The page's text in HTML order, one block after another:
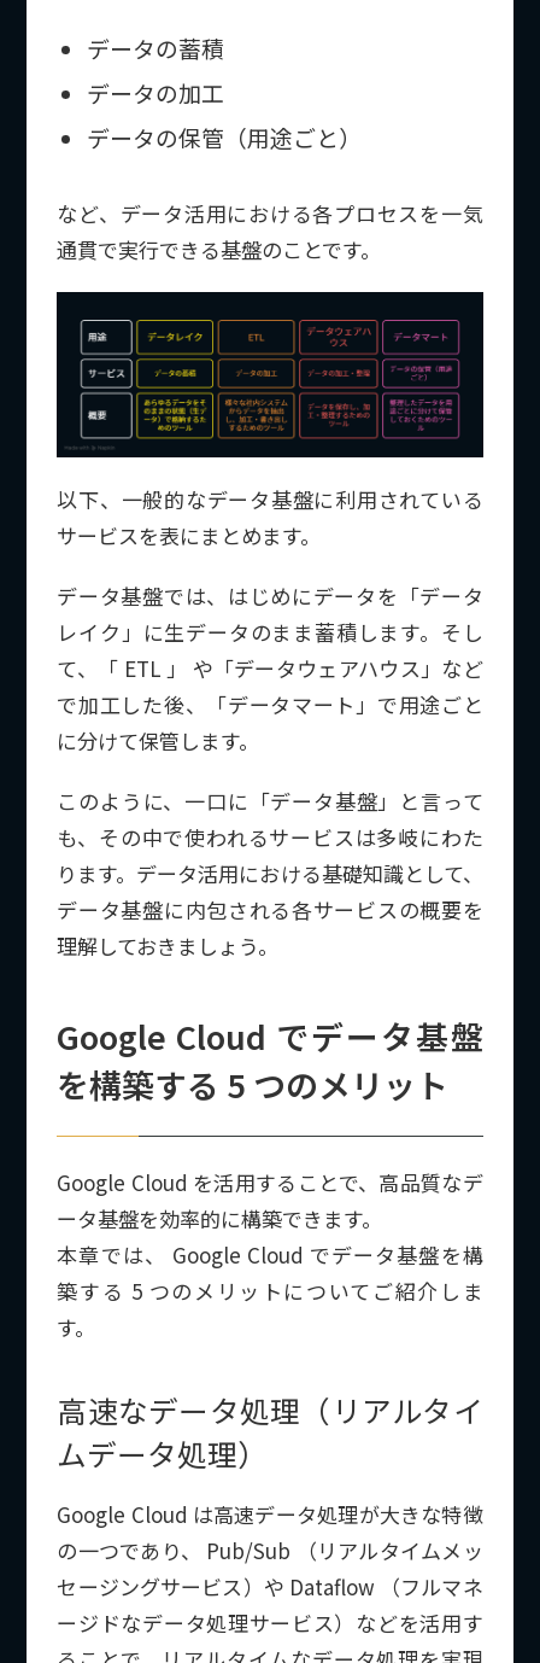
データの蓄積
データの加工
データの保管（用途ごと）
など、データ活用における各プロセスを一気
通貫で実行できる基盤のことです。
以下、一般的なデータ基盤に利用されている
サービスを表にまとめます。
データ基盤では、はじめにデータを「データ
レイク」に生データのまま蓄積します。そし
て、「 ETL 」 や「データウェアハウス」など
で加工した後、「データマート」で用途ごと
に分けて保管します。
このように、一口に「データ基盤」と言って
も、その中で使われるサービスは多岐にわた
ります。データ活用における基礎知識として、
データ基盤に内包される各サービスの概要を
理解しておきましょう。
Google Cloud でデータ基盤
を構築する 5 つのメリット
Google Cloud を活用することで、高品質なデ
ータ基盤を効率的に構築できます。
本章では、 Google Cloud でデータ基盤を構
築する 5 つのメリットについてご紹介しま
す。
高速なデータ処理（リアルタイ
ムデータ処理）
Google Cloud は高速データ処理が大きな特徴
の一つであり、 Pub/Sub （リアルタイムメッ
セージングサービス）や Dataflow （フルマネ
ージドなデータ処理サービス）などを活用す